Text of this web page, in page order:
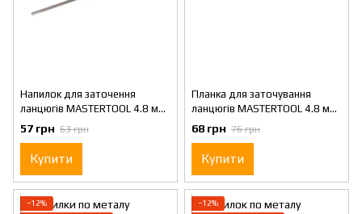
Напилок для заточення
ланцюгів MASTERTOOL 4.8 мм
06-0001
57 грн 63 грн
Купити
Планка для заточування
ланцюгів MASTERTOOL 4.8 мм
06-0003
68 грн 76 грн
Купити
−12%
−12%